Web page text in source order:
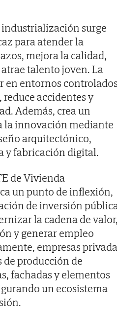
surge
para atender la
mejora la calidad,
talento joven. La
en entornos
accidentes y
Además, crea un
la innovación mediante
arquitectónico,
y fabricación digital.
de Vivienda
un punto de inflexión,
de inversión
la cadena de
y generar empleo
empresas
producción de
fachadas y elementos
un ecosistema